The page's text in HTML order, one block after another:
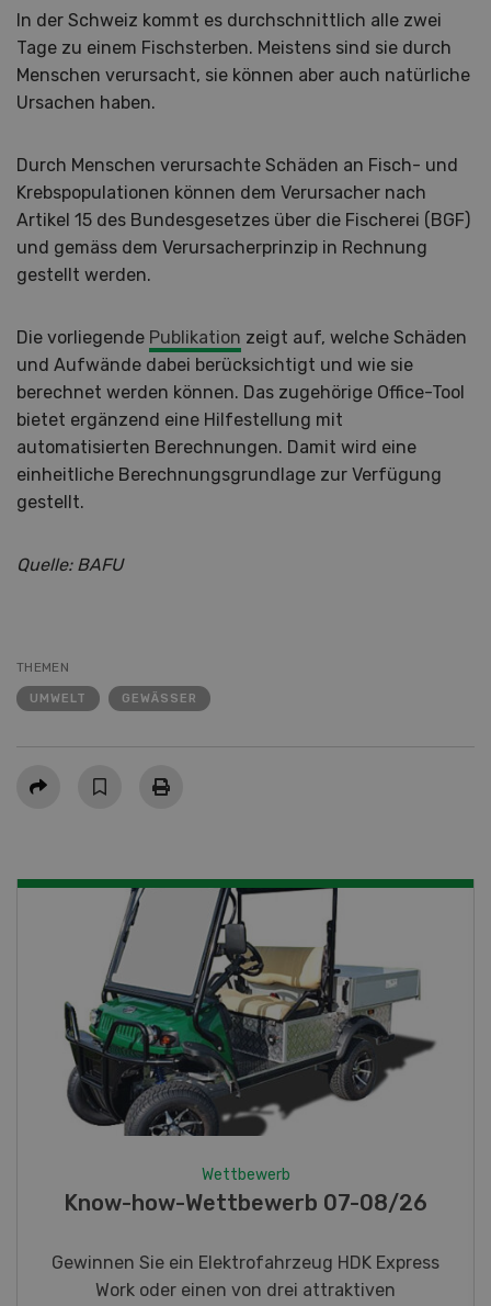
In der Schweiz kommt es durchschnittlich alle zwei
Tage zu einem Fischsterben. Meistens sind sie durch
Menschen verursacht, sie können aber auch natürliche
Ursachen haben.
Durch Menschen verursachte Schäden an Fisch- und
Krebspopulationen können dem Verursacher nach
Artikel 15 des Bundesgesetzes über die Fischerei (BGF)
und gemäss dem Verursacherprinzip in Rechnung
gestellt werden.
Die vorliegende Publikation zeigt auf, welche Schäden
und Aufwände dabei berücksichtigt und wie sie
berechnet werden können. Das zugehörige Office-Tool
bietet ergänzend eine Hilfestellung mit
automatisierten Berechnungen. Damit wird eine
einheitliche Berechnungsgrundlage zur Verfügung
gestellt.
Quelle: BAFU
THEMEN
UMWELT GEWÄSSER
Teilen
Wettbewerb
Know-how-Wettbewerb 07-08/26
Gewinnen Sie ein Elektrofahrzeug HDK Express
Work oder einen von drei attraktiven